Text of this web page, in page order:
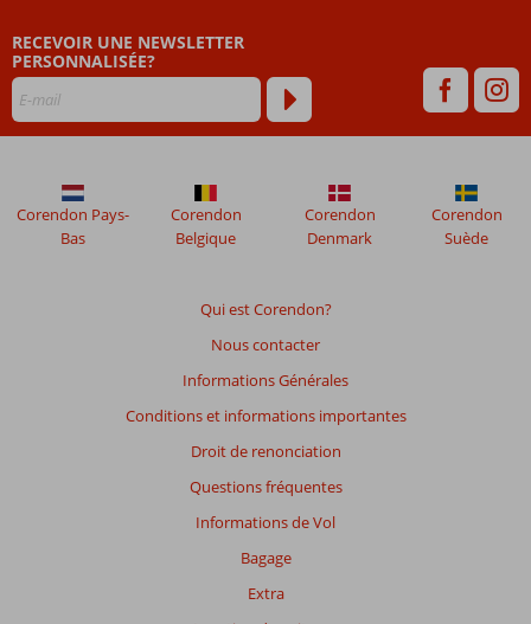
après
leur
séjour
dans
Grand
RECEVOIR UNE NEWSLETTER
PERSONNALISÉE?
Qui est Corendon?
Nous contacter
Informations Générales
Conditions et informations importantes
Droit de renonciation
Questions fréquentes
Informations de Vol
Bagage
Extra
Corendon Pays-
Bas
Corendon
Belgique
Corendon
Denmark
Corendon
Suède